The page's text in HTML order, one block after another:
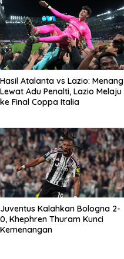
Hasil Atalanta vs Lazio: Menang
Lewat Adu Penalti, Lazio Melaju
ke Final Coppa Italia
Juventus Kalahkan Bologna 2-
0, Khephren Thuram Kunci
Kemenangan